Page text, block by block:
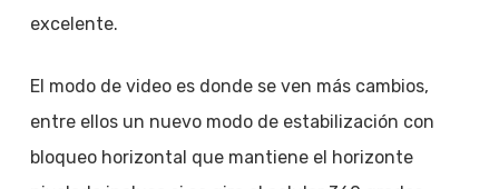
excelente.
El modo de video es donde se ven más cambios,
entre ellos un nuevo modo de estabilización con
bloqueo horizontal que mantiene el horizonte